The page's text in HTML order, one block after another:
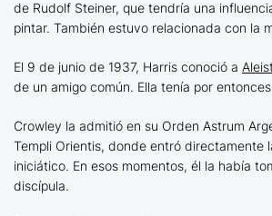
de Rudolf Steiner, que tendría una
pintar. También estuvo relacionada con la
El 9 de junio de 1937, Harris conoció a
de un amigo común. Ella tenía por
Crowley la admitió en su Orden Astrum
Templi Orientis, donde entró directamente
iniciático. En esos momentos, él la había
discípula.